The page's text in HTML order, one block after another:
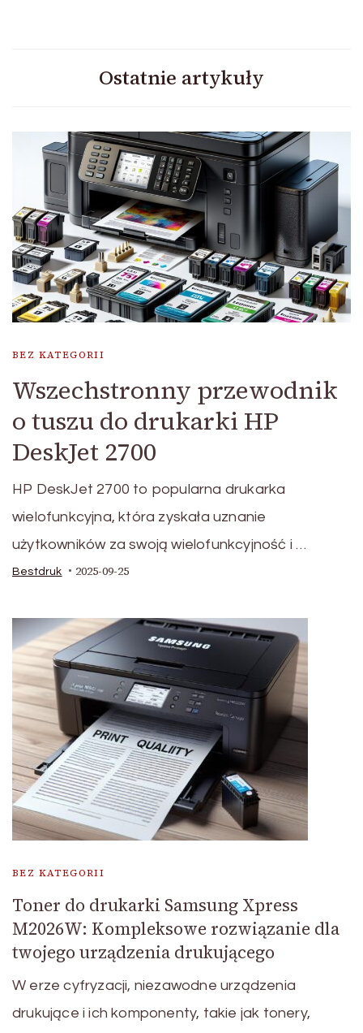
Ostatnie artykuły
BEZ KATEGORII
Wszechstronny przewodnik
o tuszu do drukarki HP
DeskJet 2700
HP DeskJet 2700 to popularna drukarka
wielofunkcyjna, która zyskała uznanie
użytkowników za swoją wielofunkcyjność i …
Bestdruk 2025-09-25
BEZ KATEGORII
Toner do drukarki Samsung Xpress
M2026W: Kompleksowe rozwiązanie dla
twojego urządzenia drukującego
W erze cyfryzacji, niezawodne urządzenia
drukujące i ich komponenty, takie jak tonery,